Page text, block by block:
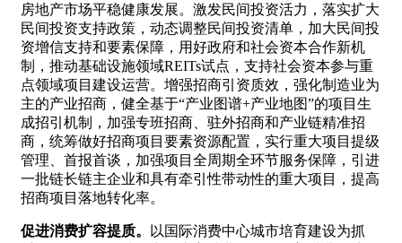
房地产市场平稳健康发展。激发民间投资活力，落实扩大
民间投资支持政策，动态调整民间投资清单，加大民间投
资增信支持和要素保障，用好政府和社会资本合作新机
制，推动基础设施领域REITs试点，支持社会资本参与重
点领域项目建设运营。增强招商引资质效，强化制造业为
主的产业招商，健全基于“产业图谱+产业地图”的项目生
成招引机制，加强专班招商、驻外招商和产业链精准招
商，统筹做好招商项目要素资源配置，实行重大项目提级
管理、首报首谈，加强项目全周期全环节服务保障，引进
一批链长链主企业和具有牵引性带动性的重大项目，提高
招商项目落地转化率。
促进消费扩容提质。
以国际消费中心城市培育建设为抓